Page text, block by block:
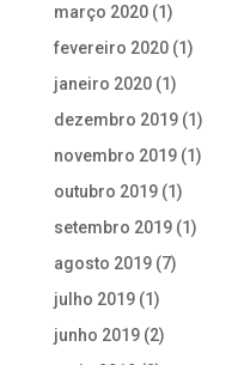
março 2020(1)
fevereiro 2020(1)
janeiro 2020(1)
dezembro 2019(1)
novembro 2019(1)
outubro 2019(1)
setembro 2019(1)
agosto 2019(7)
julho 2019(1)
junho 2019(2)